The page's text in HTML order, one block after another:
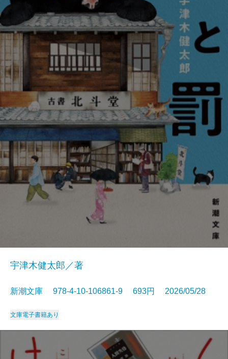
宇津木健太郎／著
新潮文庫 978-4-10-106861-9 693円 2026/05/28
文庫電子書籍あり